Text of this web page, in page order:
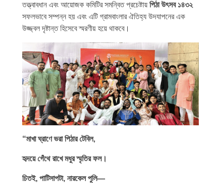
তত্ত্বাবধান এবং আয়োজক কমিটির সমন্বিত প্রচেষ্টায় পিঠা উৎসব ১৪৩২
সফলভাবে সম্পন্ন হয় এবং এটি গ্রামবাংলার ঐতিহ্য উদযাপনের এক
উজ্জ্বল দৃষ্টান্ত হিসেবে স্মরণীয় হয়ে থাকবে।
“মাখা ঘ্রাণে ভরা পিঠার টেবিল,
হৃদয়ে গেঁথে রাখে মধুর স্মৃতির ফল।
চিতই, পাটিসাপটা, নারকেল পুলি—